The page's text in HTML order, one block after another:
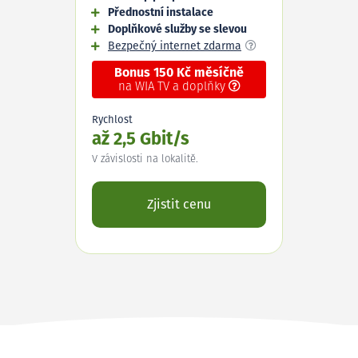
Přednostní instalace
Doplňkové služby se slevou
Bezpečný internet zdarma
Bonus 150 Kč měsíčně
na WIA TV a doplňky
Rychlost
až 2,5 Gbit/s
V závislosti na lokalitě.
Zjistit cenu